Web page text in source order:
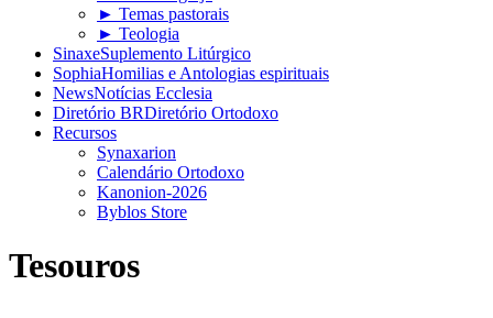
► Temas pastorais
► Teologia
SinaxeSuplemento Litúrgico
SophiaHomilias e Antologias espirituais
NewsNotícias Ecclesia
Diretório BRDiretório Ortodoxo
Recursos
Synaxarion
Calendário Ortodoxo
Kanonion-2026
Byblos Store
Tesouros